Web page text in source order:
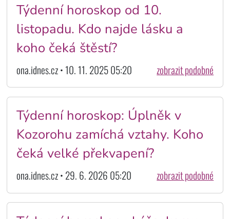
Týdenní horoskop od 10.
listopadu. Kdo najde lásku a
koho čeká štěstí?
ona.idnes.cz • 10. 11. 2025 05:20 zobrazit podobné
Týdenní horoskop: Úplněk v
Kozorohu zamíchá vztahy. Koho
čeká velké překvapení?
ona.idnes.cz • 29. 6. 2026 05:20 zobrazit podobné